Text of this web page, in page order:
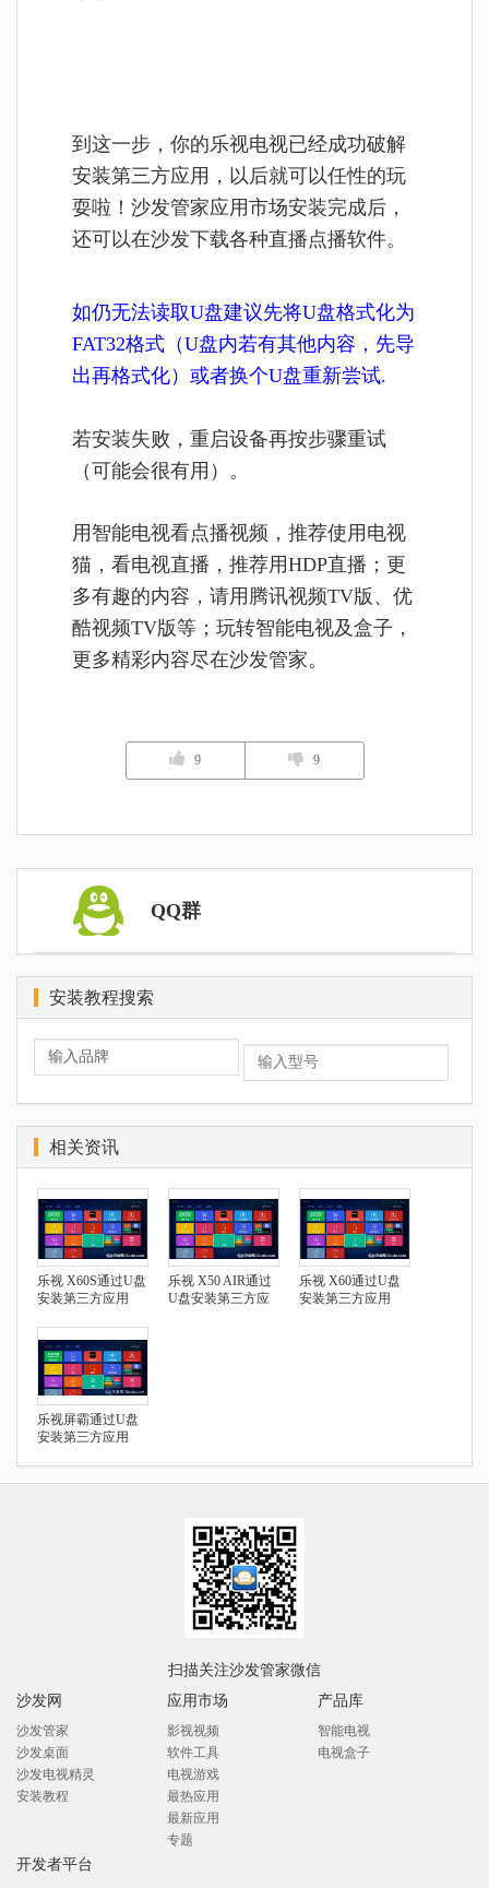
到这一步，你的乐视电视已经成功破解
安装第三方应用，以后就可以任性的玩
耍啦！沙发管家应用市场安装完成后，
还可以在沙发下载各种直播点播软件。
如仍无法读取U盘建议先将U盘格式化为
FAT32格式（U盘内若有其他内容，先导
出再格式化）或者换个U盘重新尝试.
若安装失败，重启设备再按步骤重试
（可能会很有用）。
用智能电视看点播视频，推荐使用电视
猫，看电视直播，推荐用HDP直播；更
多有趣的内容，请用腾讯视频TV版、优
酷视频TV版等；玩转智能电视及盒子，
更多精彩内容尽在沙发管家。
9 9
QQ群
安装教程搜索
相关资讯
乐视 X60S通过U盘
安装第三方应用
乐视 X50 AIR通过
U盘安装第三方应
乐视 X60通过U盘
安装第三方应用
乐视屏霸通过U盘
安装第三方应用
扫描关注沙发管家微信
沙发网
沙发管家
沙发桌面
沙发电视精灵
安装教程
应用市场
影视视频
软件工具
电视游戏
最热应用
最新应用
专题
产品库
智能电视
电视盒子
开发者平台